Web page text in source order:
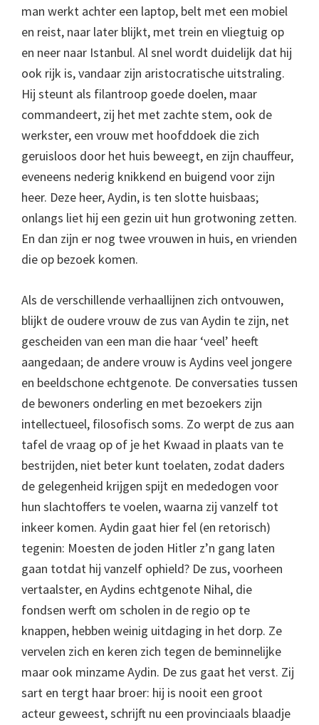
man werkt achter een laptop, belt met een mobiel
en reist, naar later blijkt, met trein en vliegtuig op
en neer naar Istanbul. Al snel wordt duidelijk dat hij
ook rijk is, vandaar zijn aristocratische uitstraling.
Hij steunt als filantroop goede doelen, maar
commandeert, zij het met zachte stem, ook de
werkster, een vrouw met hoofddoek die zich
geruisloos door het huis beweegt, en zijn chauffeur,
eveneens nederig knikkend en buigend voor zijn
heer. Deze heer, Aydin, is ten slotte huisbaas;
onlangs liet hij een gezin uit hun grotwoning zetten.
En dan zijn er nog twee vrouwen in huis, en vrienden
die op bezoek komen.
Als de verschillende verhaallijnen zich ontvouwen,
blijkt de oudere vrouw de zus van Aydin te zijn, net
gescheiden van een man die haar ‘veel’ heeft
aangedaan; de andere vrouw is Aydins veel jongere
en beeldschone echtgenote. De conversaties tussen
de bewoners onderling en met bezoekers zijn
intellectueel, filosofisch soms. Zo werpt de zus aan
tafel de vraag op of je het Kwaad in plaats van te
bestrijden, niet beter kunt toelaten, zodat daders
de gelegenheid krijgen spijt en mededogen voor
hun slachtoffers te voelen, waarna zij vanzelf tot
inkeer komen. Aydin gaat hier fel (en retorisch)
tegenin: Moesten de joden Hitler z’n gang laten
gaan totdat hij vanzelf ophield? De zus, voorheen
vertaalster, en Aydins echtgenote Nihal, die
fondsen werft om scholen in de regio op te
knappen, hebben weinig uitdaging in het dorp. Ze
vervelen zich en keren zich tegen de beminnelijke
maar ook minzame Aydin. De zus gaat het verst. Zij
sart en tergt haar broer: hij is nooit een groot
acteur geweest, schrijft nu een provinciaals blaadje